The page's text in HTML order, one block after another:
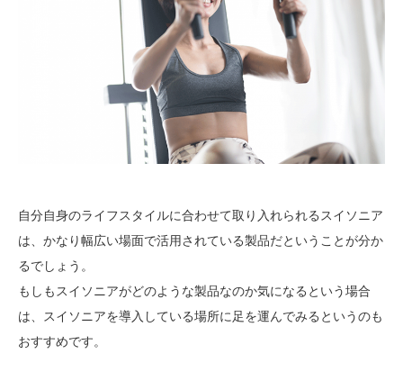
自分自身のライフスタイルに合わせて取り入れられるスイソニア
は、かなり幅広い場面で活用されている製品だということが分か
るでしょう。
もしもスイソニアがどのような製品なのか気になるという場合
は、スイソニアを導入している場所に足を運んでみるというのも
おすすめです。